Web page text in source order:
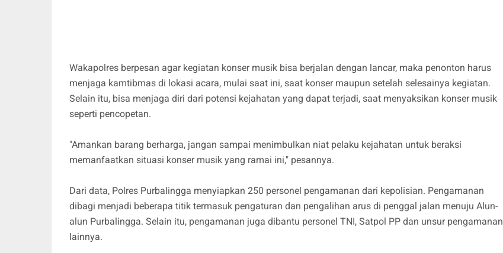
Wakapolres berpesan agar kegiatan konser musik bisa berjalan dengan lancar, maka penonton harus
menjaga kamtibmas di lokasi acara, mulai saat ini, saat konser maupun setelah selesainya kegiatan.
Selain itu, bisa menjaga diri dari potensi kejahatan yang dapat terjadi, saat menyaksikan konser musik
seperti pencopetan.
"Amankan barang berharga, jangan sampai menimbulkan niat pelaku kejahatan untuk beraksi
memanfaatkan situasi konser musik yang ramai ini," pesannya.
Dari data, Polres Purbalingga menyiapkan 250 personel pengamanan dari kepolisian. Pengamanan
dibagi menjadi beberapa titik termasuk pengaturan dan pengalihan arus di penggal jalan menuju Alun-
alun Purbalingga. Selain itu, pengamanan juga dibantu personel TNI, Satpol PP dan unsur pengamanan
lainnya.